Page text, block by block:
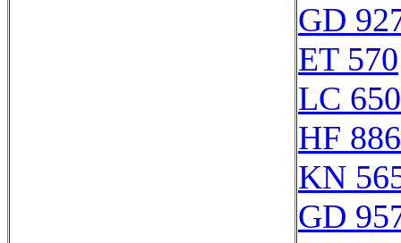
GD
ET 570
LC
HF 886
KN
GD